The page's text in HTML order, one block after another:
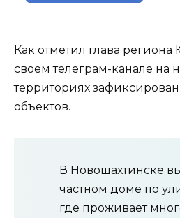
Как отметил глава
своем телеграм-канале на
территориях
объектов.
В Новошахтинске
частном доме по
где проживает